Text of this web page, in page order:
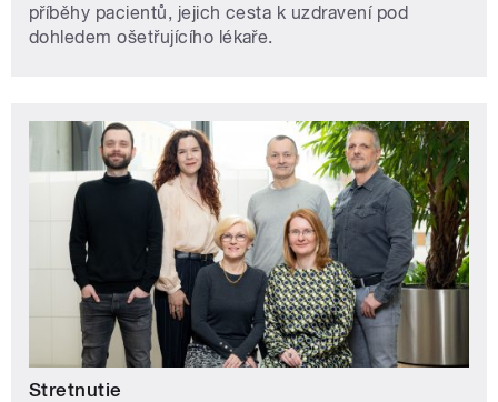
příběhy pacientů, jejich cesta k uzdravení pod
dohledem ošetřujícího lékaře.
Stretnutie